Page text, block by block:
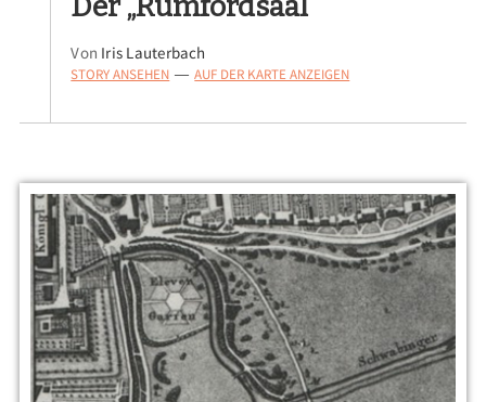
Von Iris Lauterbach
STORY ANSEHEN — AUF DER KARTE ANZEIGEN